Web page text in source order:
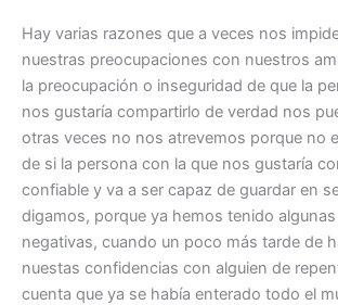
Hay varias razones que a veces nos
nuestras preocupaciones con nuestros
la preocupación o inseguridad de que la
nos gustaría compartirlo de verdad nos
otras veces no nos atrevemos porque no
de si la persona con la que nos gustaría
confiable y va a ser capaz de guardar en
digamos, porque ya hemos tenido
negativas, cuando un poco más tarde de
nuestas confidencias con alguien de
cuenta que ya se había enterado todo el